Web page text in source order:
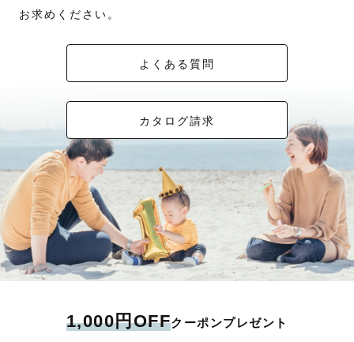
お求めください。
よくある質問
カタログ請求
1,000円OFFクーポンプレゼント